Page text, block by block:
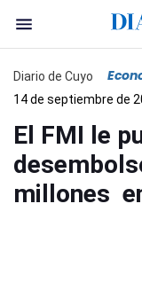
Diario de Cuyo
14 de septiembre de
El FMI le
millones